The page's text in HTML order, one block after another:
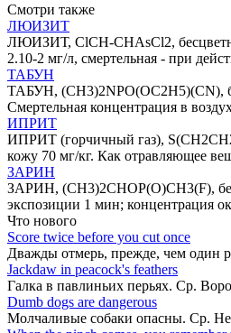
Смотри также
ЛЮИЗИТ
ЛЮИЗИТ, ClCH-CHAsCl2,
2.10-2 мг/л, смертельная - при
ТАБУН
ТАБУН, (СН3)2NРО(ОС2Н5)(СN),
Смертельная концентрация в
ИПРИТ
ИПРИТ (горчичный газ),
кожу 70 мг/кг. Как отравляющее
ЗАРИН
ЗАРИН, (CH3)2CHOP(O)CH3(F),
экспозиции 1 мин; концентрация
Что нового
Score twice before you cut once
Дважды отмерь, прежде, чем один
Jackdaw in peacock's feathers
Галка в павлиньих перьях. Ср.
Dumb dogs are dangerous
Молчаливые собаки опасны. Ср.